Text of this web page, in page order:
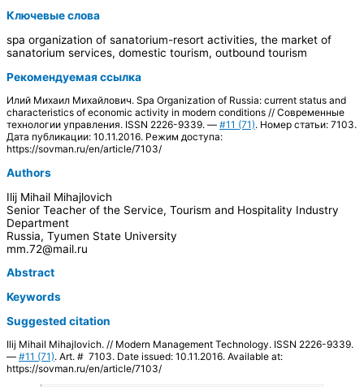
Ключевые слова
spa organization of sanatorium-resort activities, the market of
sanatorium services, domestic tourism, outbound tourism
Рекомендуемая ссылка
Илий Михаил Михайлович. Spa Organization of Russia: current status and
characteristics of economic activity in modern conditions // Современные
технологии управления. ISSN 2226-9339. — #11 (71). Номер статьи: 7103.
Дата публикации: 10.11.2016. Режим доступа:
https://sovman.ru/en/article/7103/
Authors
Ilij Mihail Mihajlovich
Senior Teacher of the Service, Tourism and Hospitality Industry
Department
Russia, Tyumen State University
mm.72@mail.ru
Abstract
Keywords
Suggested citation
Ilij Mihail Mihajlovich. // Modern Management Technology. ISSN 2226-9339.
— #11 (71). Art. # 7103. Date issued: 10.11.2016. Available at:
https://sovman.ru/en/article/7103/